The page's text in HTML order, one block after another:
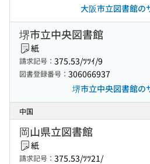
大阪市立図書館の
堺市立中央図書館
紙
請求記号： 375.53/ﾂﾂｲ/9
図書登録番号： 306066937
堺市立中央図書館の
中国
岡山県立図書館
紙
請求記号： 375.53/ﾂﾂ21/